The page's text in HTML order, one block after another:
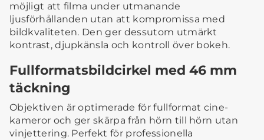
möjligt att filma under utmanande
ljusförhållanden utan att kompromissa med
bildkvaliteten. Den ger dessutom utmärkt
kontrast, djupkänsla och kontroll över bokeh.
Fullformatsbildcirkel med 46 mm
täckning
Objektiven är optimerade för fullformat cine-
kameror och ger skärpa från hörn till hörn utan
vinjettering. Perfekt för professionella